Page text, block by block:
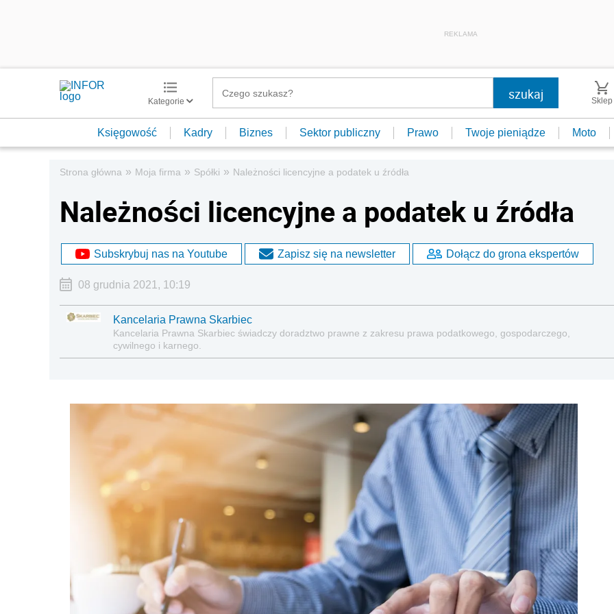
REKLAMA
Kategorie Sklep
Księgowość Kadry Biznes Sektor publiczny Prawo Twoje pieniądze Moto
Strona główna » Moja firma » Spółki » Należności licencyjne a podatek u źródła
Należności licencyjne a podatek u źródła
Subskrybuj nas na Youtube Zapisz się na newsletter Dołącz do grona ekspertów
08 grudnia 2021, 10:19
Kancelaria Prawna Skarbiec
Kancelaria Prawna Skarbiec świadczy doradztwo prawne z zakresu prawa podatkowego, gospodarczego,
cywilnego i karnego.